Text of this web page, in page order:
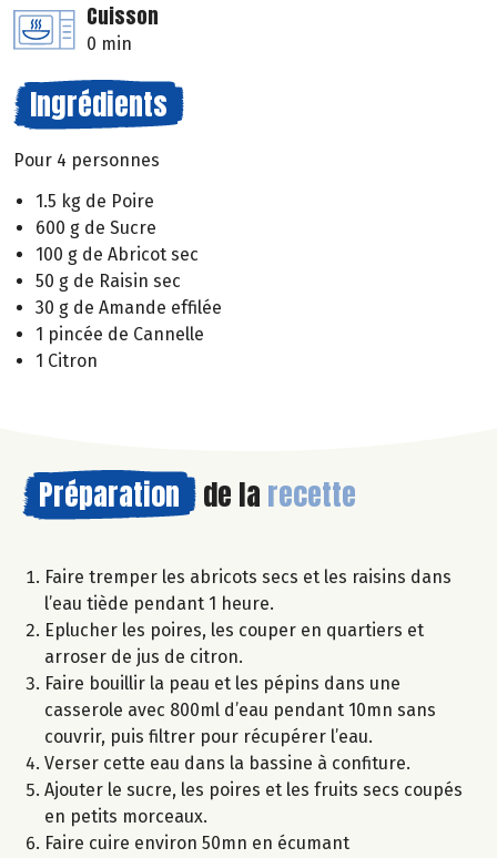
Cuisson
0 min
Ingrédients
Pour 4 personnes
1.5 kg de Poire
600 g de Sucre
100 g de Abricot sec
50 g de Raisin sec
30 g de Amande effilée
1 pincée de Cannelle
1 Citron
Préparation de la recette
Faire tremper les abricots secs et les raisins dans
l’eau tiède pendant 1 heure.
Eplucher les poires, les couper en quartiers et
arroser de jus de citron.
Faire bouillir la peau et les pépins dans une
casserole avec 800ml d’eau pendant 10mn sans
couvrir, puis filtrer pour récupérer l’eau.
Verser cette eau dans la bassine à confiture.
Ajouter le sucre, les poires et les fruits secs coupés
en petits morceaux.
Faire cuire environ 50mn en écumant